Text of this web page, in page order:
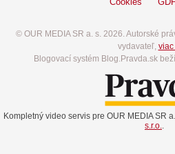
© OUR MEDIA SR a. s. 2026. Autorské
vydavateľ, viac
Blogovací systém Blog.Pravda.sk
Kompletný video servis pre OUR MEDIA SR
s.r.o.